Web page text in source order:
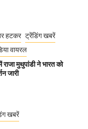
हटकर ट्रेंडिंग खबरें
वायरल
मुथुपांडी ने भारत को
जारी
खबरें